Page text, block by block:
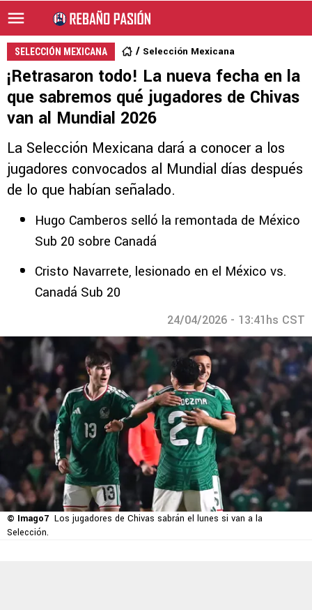
SELECCIÓN MEXICANA Selección Mexicana
¡Retrasaron todo! La nueva fecha en la
que sabremos qué jugadores de Chivas
van al Mundial 2026
La Selección Mexicana dará a conocer a los
jugadores convocados al Mundial días después
de lo que habían señalado.
Hugo Camberos selló la remontada de México
Sub 20 sobre Canadá
Cristo Navarrete, lesionado en el México vs.
Canadá Sub 20
24/04/2026 - 13:41hs CST
© Imago7 Los jugadores de Chivas sabrán el lunes si van a la
Selección.